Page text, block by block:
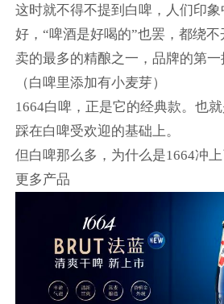
这时就不得不提到白啤，人们印
好，“啤酒是好喝的”也罢，都绕
卖的最多的精酿之一，品牌的第一
（白啤里添加有小麦芽）
1664白啤，正是它的经典款。也
踩在白啤受欢迎的基础上。
但白啤那么多，为什么是1664冲
更多产品